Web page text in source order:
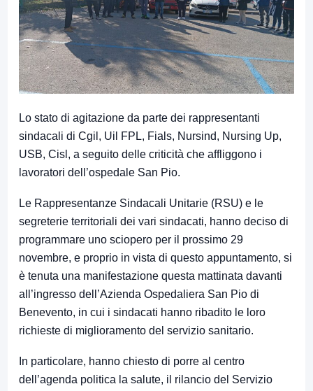
Lo stato di agitazione da parte dei rappresentanti
sindacali di Cgil, Uil FPL, Fials, Nursind, Nursing Up,
USB, Cisl, a seguito delle criticità che affliggono i
lavoratori dell’ospedale San Pio.
Le Rappresentanze Sindacali Unitarie (RSU) e le
segreterie territoriali dei vari sindacati, hanno deciso di
programmare uno sciopero per il prossimo 29
novembre, e proprio in vista di questo appuntamento, si
è tenuta una manifestazione questa mattinata davanti
all’ingresso dell’Azienda Ospedaliera San Pio di
Benevento, in cui i sindacati hanno ribadito le loro
richieste di miglioramento del servizio sanitario.
In particolare, hanno chiesto di porre al centro
dell’agenda politica la salute, il rilancio del Servizio